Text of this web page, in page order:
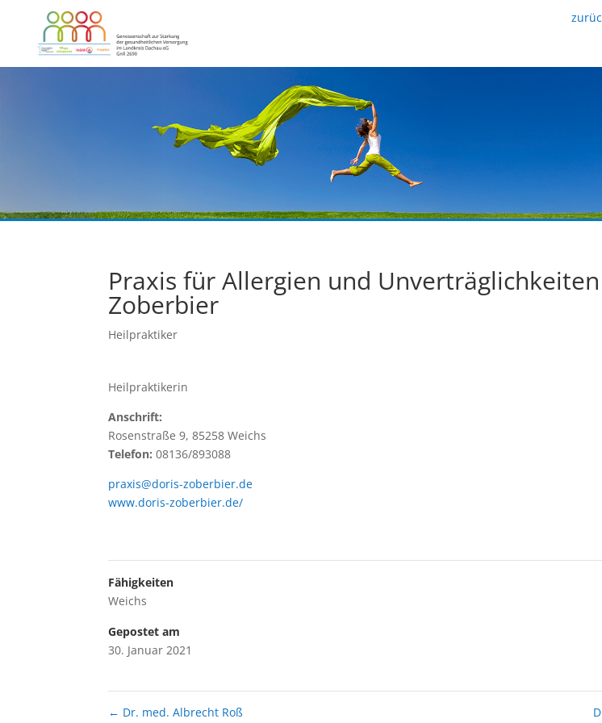
Praxis für Allergien und
Zoberbier
Heilpraktiker
Heilpraktikerin
Anschrift:
Rosenstraße 9, 85258 Weichs
Telefon: 08136/893088
praxis@doris-zoberbier.de
www.doris-zoberbier.de/
Fähigkeiten
Weichs
Gepostet am
30. Januar 2021
← Dr. med. Albrecht Roß